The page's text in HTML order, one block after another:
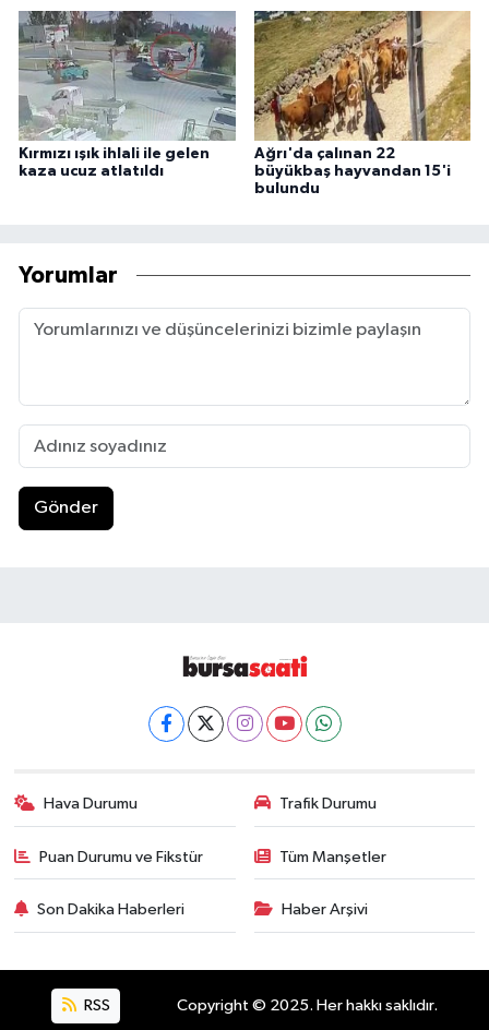
Kırmızı ışık ihlali ile gelen
kaza ucuz atlatıldı
Ağrı'da çalınan 22
büyükbaş hayvandan 15'i
bulundu
Yorumlar
Gönder
Hava Durumu Trafik Durumu
Puan Durumu ve Fikstür Tüm Manşetler
Son Dakika Haberleri Haber Arşivi
RSS Copyright © 2025. Her hakkı saklıdır.